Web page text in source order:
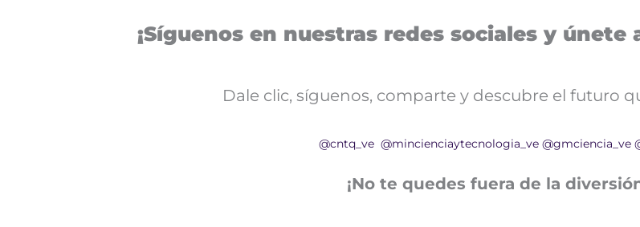
¡Síguenos en nuestras redes sociales y
Dale clic, síguenos, comparte y descubre el futuro
@cntq_ve @mincienciaytecnologia_ve @gmciencia_ve
¡No te quedes fuera de la